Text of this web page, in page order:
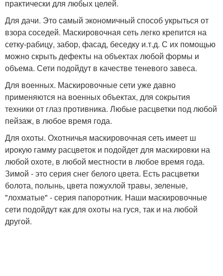
практически для любых целей.
Для дачи. Это самый экономичный способ укрыться от
взора соседей. Маскировочная сеть легко крепится на
сетку-рабицу, забор, фасад, беседку и.т.д. С их помощью
можно скрыть дефекты на объектах любой формы и
объема. Сети подойдут в качестве теневого завеса.
Для военных. Маскировочные сети уже давно
применяются на военных объектах, для сокрытия
техники от глаз противника. Любые расцветки под любой
пейзаж, в любое время года.
Для охоты. Охотничья маскировочная сеть имеет ш
ирокую гамму расцветок и подойдет для маскировки на
любой охоте, в любой местности в любое время года.
Зимой - это серия снег белого цвета. Есть расцветки
болота, полынь, цвета пожухлой травы, зеленые,
"лохматые" - серия папоротник. Наши маскировочные
сети подойдут как для охоты на гуся, так и на любой
другой.